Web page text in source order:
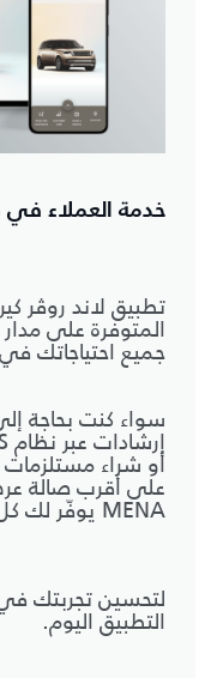
خدمة العملاء في
المتوفرة على
جميع احتياجاتك
سواء كنت بحاجة
أو شراء
على أقرب صالة
MENA يوفّر لك كل ذلك ببضع نقرات فقط.
لتحسين تجربتك
التطبيق اليوم.